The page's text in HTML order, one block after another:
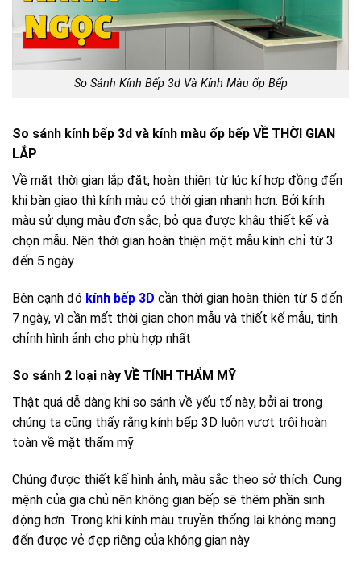
So Sánh Kính Bếp 3d Và Kính Màu ốp Bếp
So sánh kính bếp 3d và kính màu ốp bếp VỀ THỜI GIAN
LẮP
Về mặt thời gian lắp đặt, hoàn thiện từ lúc kí hợp đồng đến
khi bàn giao thì kính màu có thời gian nhanh hơn. Bởi kính
màu sử dụng màu đơn sắc, bỏ qua được khâu thiết kế và
chọn mẫu. Nên thời gian hoàn thiện một mẫu kính chỉ từ 3
đến 5 ngày
Bên cạnh đó kính bếp 3D cần thời gian hoàn thiện từ 5 đến
7 ngày, vì cần mất thời gian chọn mẫu và thiết kế mẫu, tinh
chỉnh hình ảnh cho phù hợp nhất
So sánh 2 loại này VỀ TÍNH THẨM MỸ
Thật quá dễ dàng khi so sánh về yếu tố này, bởi ai trong
chúng ta cũng thấy rằng kính bếp 3D luôn vượt trội hoàn
toàn về mặt thẩm mỹ
Chúng được thiết kế hình ảnh, màu sắc theo sở thích. Cung
mệnh của gia chủ nên không gian bếp sẽ thêm phần sinh
động hơn. Trong khi kính màu truyền thống lại không mang
đến được vẻ đẹp riêng của không gian này